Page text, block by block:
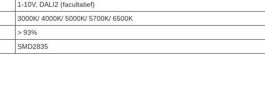
1-10V, DALI2 (facultatief)
3000K/ 4000K/ 5000K/ 5700K/ 6500K
> 93%
SMD2835